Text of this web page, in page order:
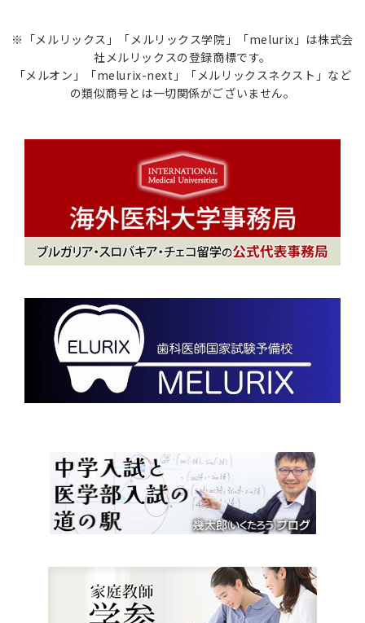
※「メルリックス」「メルリックス学院」「melurix」は株式会
社メルリックスの登録商標です。
「メルオン」「melurix-next」「メルリックスネクスト」など
の類似商号とは一切関係がございません。